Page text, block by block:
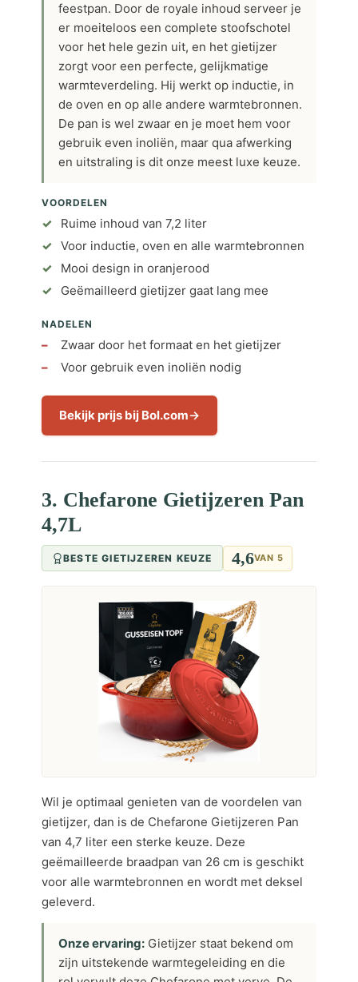
feestpan. Door de royale inhoud serveer je
er moeiteloos een complete stoofschotel
voor het hele gezin uit, en het gietijzer
zorgt voor een perfecte, gelijkmatige
warmteverdeling. Hij werkt op inductie, in
de oven en op alle andere warmtebronnen.
De pan is wel zwaar en je moet hem voor
gebruik even inoliën, maar qua afwerking
en uitstraling is dit onze meest luxe keuze.
VOORDELEN
Ruime inhoud van 7,2 liter
Voor inductie, oven en alle warmtebronnen
Mooi design in oranjerood
Geëmailleerd gietijzer gaat lang mee
NADELEN
Zwaar door het formaat en het gietijzer
Voor gebruik even inoliën nodig
Bekijk prijs bij Bol.com
3. Chefarone Gietijzeren Pan
4,7L
BESTE GIETIJZEREN KEUZE 4,6VAN 5
Wil je optimaal genieten van de voordelen van
gietijzer, dan is de Chefarone Gietijzeren Pan
van 4,7 liter een sterke keuze. Deze
geëmailleerde braadpan van 26 cm is geschikt
voor alle warmtebronnen en wordt met deksel
geleverd.
Onze ervaring: Gietijzer staat bekend om
zijn uitstekende warmtegeleiding en die